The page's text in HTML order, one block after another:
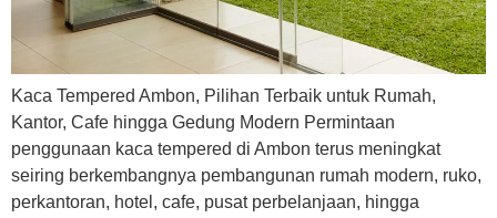
Kaca Tempered Ambon, Pilihan Terbaik untuk Rumah,
Kantor, Cafe hingga Gedung Modern Permintaan
penggunaan kaca tempered di Ambon terus meningkat
seiring berkembangnya pembangunan rumah modern, ruko,
perkantoran, hotel, cafe, pusat perbelanjaan, hingga